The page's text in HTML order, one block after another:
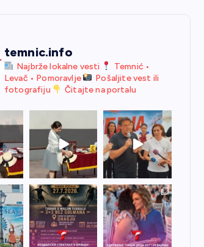
temnic.info
Najbrže lokalne vesti
Temnić •
Levač • Pomoravlje
Pošaljite vest ili
fotografiju
Čitajte na portalu